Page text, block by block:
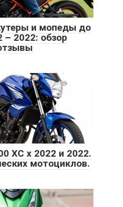
и мопеды до
– 2022: обзор
XC x 2022 и 2022.
мотоциклов.